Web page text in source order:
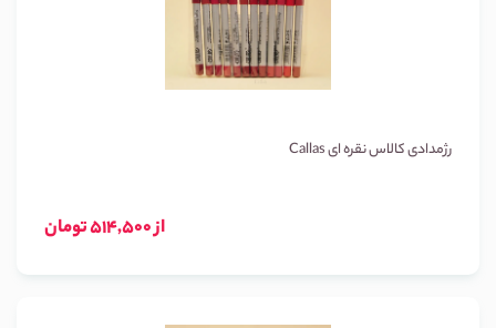
رژمدادی کالاس نقره ای Callas
از 514,500 تومان